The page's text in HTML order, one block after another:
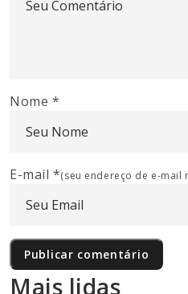
Nome *
E-mail *(seu endereço de e-mail
Mais lidas